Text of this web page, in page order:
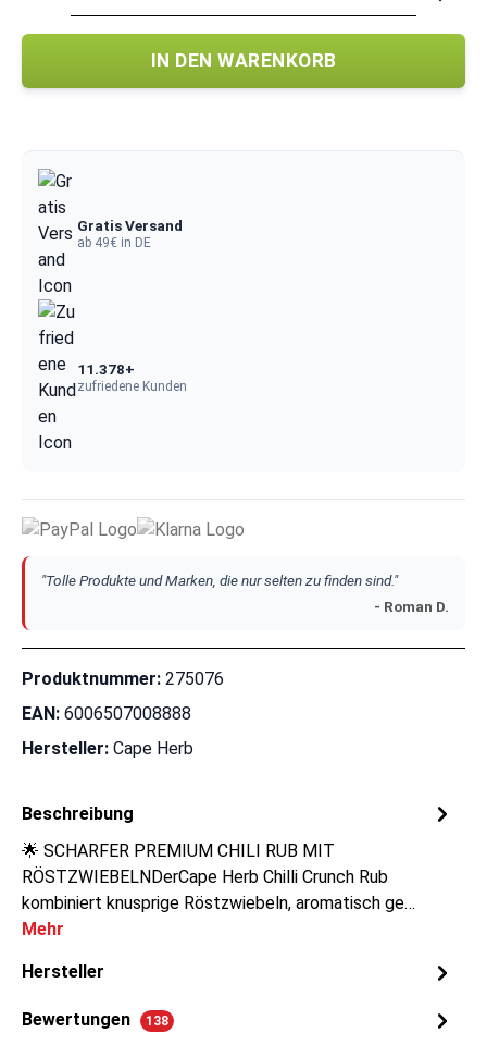
IN DEN WARENKORB
Gratis Versand
ab 49€ in DE
11.378+
zufriedene Kunden
"Tolle Produkte und Marken, die nur selten zu finden sind."
- Roman D.
Produktnummer: 275076
EAN: 6006507008888
Hersteller: Cape Herb
Beschreibung
🌟 SCHARFER PREMIUM CHILI RUB MIT
RÖSTZWIEBELNDerCape Herb Chilli Crunch Rub
kombiniert knusprige Röstzwiebeln, aromatisch ge…
Mehr
Hersteller
Bewertungen 138